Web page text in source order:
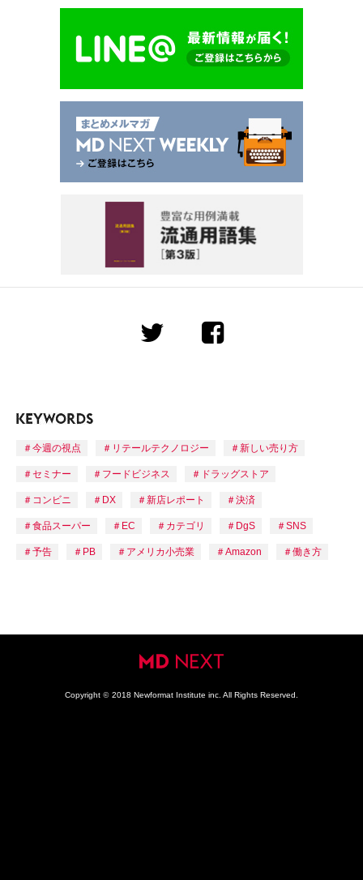
今週の視点 リテールテクノロジー 新しい売り方
セミナー フードビジネス ドラッグストア
コンビニ DX 新店レポート 決済
食品スーパー EC カテゴリ DgS SNS
予告 PB アメリカ小売業 Amazon 働き方
Copyright © 2018 Newformat Institute inc. All Rights Reserved.